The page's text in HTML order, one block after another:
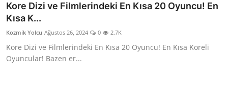
Dizi & Film
Testler
Kore Dizi ve Filmlerindeki En Kısa 20 Oyuncu! En
Kısa K...
Kozmik Yolcu Ağustos 26, 2024 0 2.7K
Kore Dizi ve Filmlerindeki En Kısa 20 Oyuncu! En Kısa Koreli
Oyuncular! Bazen er...